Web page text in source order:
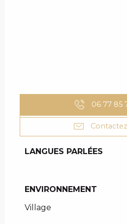
06 77 85
LANGUES PARLÉES
LANGUES PARLÉES
ENVIRONNEMENT
ENVIRONNEMENT
Village